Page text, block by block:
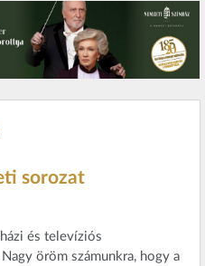
sorozat
és televíziós
öröm számunkra, hogy a